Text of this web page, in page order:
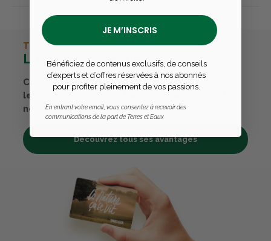
TERRES & EAUX
La carte avantages
Cumulez des points passions et convertissez-
les en bons cadeaux. Bénéficiez également de
nombreux autres avantages.
Découvrez tous ses avantages
JE M’INSCRIS
Bénéficiez de contenus exclusifs, de conseils
d’experts et d’offres réservées à nos abonnés
pour profiter pleinement de vos passions.
En entrant votre email, vous consentez à recevoir des
communications de la part de Terres et Eaux